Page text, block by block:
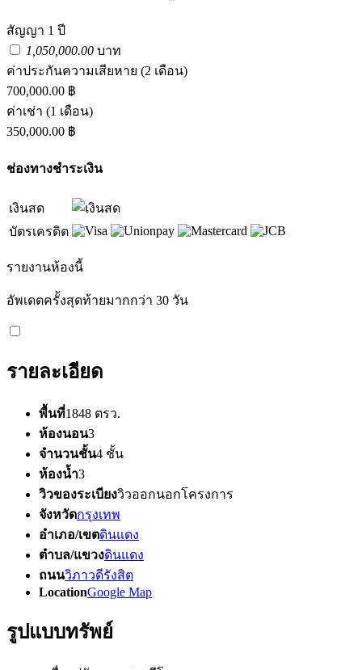
สัญญา 1 ปี
1,050,000.00 บาท
ค่าประกันความเสียหาย (2 เดือน)
700,000.00 ฿
ค่าเช่า (1 เดือน)
350,000.00 ฿
ช่องทางชำระเงิน
เงินสด
บัตรเครดิต
รายงานห้องนี้
อัพเดตครั้งสุดท้ายมากกว่า 30 วัน
รายละเอียด
พื้นที่1848 ตรว.
ห้องนอน3
จำนวนชั้น4 ชั้น
ห้องน้ำ3
วิวของระเบียงวิวออกนอกโครงการ
จังหวัดกรุงเทพ
อำเภอ/เขตดินแดง
ตำบล/แขวงดินแดง
ถนนวิภาวดีรังสิต
LocationGoogle Map
รูปแบบทรัพย์